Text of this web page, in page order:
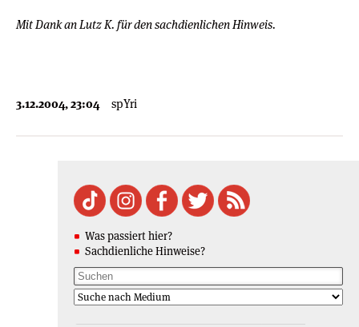
Mit Dank an Lutz K. für den sachdienlichen Hinweis.
3.12.2004, 23:04 spYri
Was passiert hier?
Sachdienliche Hinweise?